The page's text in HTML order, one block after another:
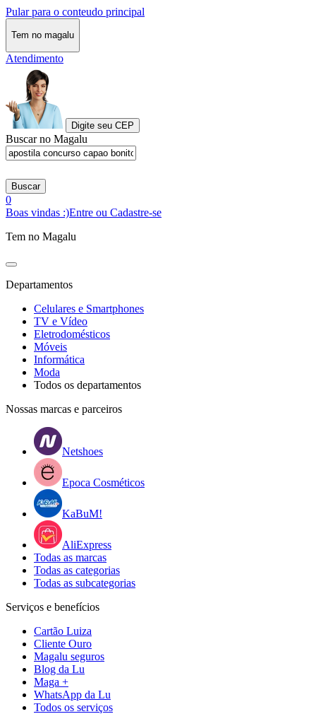
Pular para o conteudo principal
Tem no magalu
Atendimento
Digite seu CEP
Buscar no Magalu
Buscar
0
Boas vindas :)Entre ou Cadastre-se
Tem no Magalu
Departamentos
Celulares e Smartphones
TV e Vídeo
Eletrodomésticos
Móveis
Informática
Moda
Todos os departamentos
Nossas marcas e parceiros
Netshoes
Epoca Cosméticos
KaBuM!
AliExpress
Todas as marcas
Todas as categorias
Todas as subcategorias
Serviços e benefícios
Cartão Luiza
Cliente Ouro
Magalu seguros
Blog da Lu
Maga +
WhatsApp da Lu
Todos os serviços